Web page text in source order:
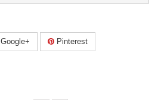
Google+ Pinterest